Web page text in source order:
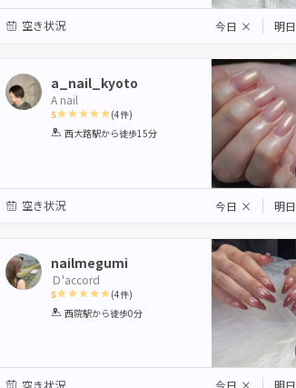
空き状況 今日 × 明日
a_nail_kyoto
A nail
5
1 2 3 4 5
(4件)
西大路駅から徒歩15分
空き状況 今日 × 明日
nailmegumi
Ｄ'accord
5
1 2 3 4 5
(4件)
西院駅から徒歩0分
空き状況